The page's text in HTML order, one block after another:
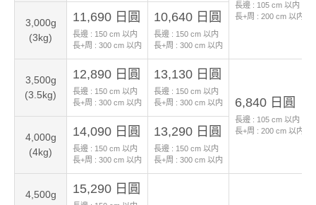
長邊 : 105 cm 以内
長+周 : 200 cm 以内
3,000g
(3kg)
11,690 日圓
長邊 : 150 cm 以内
長+周 : 300 cm 以内
10,640 日圓
長邊 : 150 cm 以内
長+周 : 300 cm 以内
3,500g
(3.5kg)
12,890 日圓
長邊 : 150 cm 以内
長+周 : 300 cm 以内
13,130 日圓
長邊 : 150 cm 以内
長+周 : 300 cm 以内 6,840 日圓
長邊 : 105 cm 以内
長+周 : 200 cm 以内
4,000g
(4kg)
14,090 日圓
長邊 : 150 cm 以内
長+周 : 300 cm 以内
13,290 日圓
長邊 : 150 cm 以内
長+周 : 300 cm 以内
4,500g
15,290 日圓